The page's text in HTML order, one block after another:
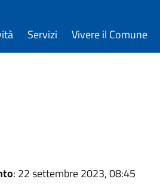
Servizi Vivere il Comune
: 22 settembre 2023, 08:45